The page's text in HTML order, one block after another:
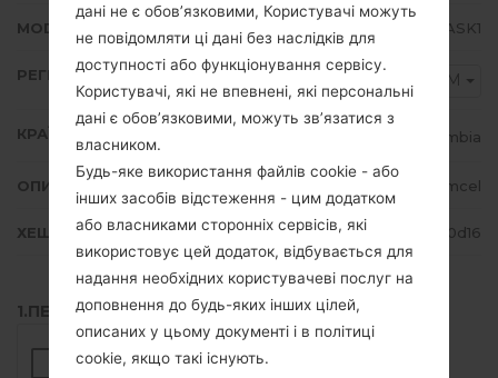
MODEM/CP ВЕРСІЯ A107MUBU3ASK1
РЕГІОН COM
КРАЇНА Colombia
ОПИС Comcel
ХЕШ f73192cca469c4ed2629dbb621d80d16
1.ПЕРЕВІРТИ НАЯВНІСТЬ RECAPTCHA
дані не є обов’язковими, Користувачі можуть
не повідомляти ці дані без наслідків для
доступності або функціонування сервісу.
Користувачі, які не впевнені, які персональні
дані є обов’язковими, можуть зв’язатися з
власником.
Будь-яке використання файлів cookie - або
інших засобів відстеження - цим додатком
або власниками сторонніх сервісів, які
використовує цей додаток, відбувається для
надання необхідних користувачеві послуг на
доповнення до будь-яких інших цілей,
описаних у цьому документі і в політиці
cookie, якщо такі існують.